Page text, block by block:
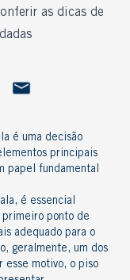
as dicas de
é uma decisão
principais
papel fundamental
é essencial
primeiro ponto de
adequado para o
geralmente, um dos
esse motivo, o piso